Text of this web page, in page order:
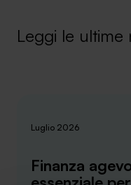
Leggi le ultime
Luglio 2026
Finanza